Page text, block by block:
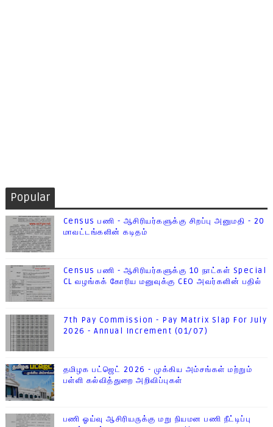
Popular
Census பணி - ஆசிரியர்களுக்கு சிறப்பு அனுமதி - 20
மாவட்டங்களின் கடிதம்
Census பணி - ஆசிரியர்களுக்கு 10 நாட்கள் Special
CL வழங்கக் கோரிய மனுவுக்கு CEO அவர்களின் பதில்
7th Pay Commission - Pay Matrix Slap For July
2026 - Annual Increment (01/07)
தமிழக பட்ஜெட் 2026 - முக்கிய அம்சங்கள் மற்றும்
பள்ளி கல்வித்துறை அறிவிப்புகள்
பணி ஓய்வு ஆசிரியருக்கு மறு நியமன பணி நீட்டிப்பு